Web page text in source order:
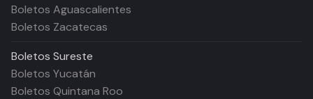
Boletos Aguascalientes
Boletos Zacatecas
Boletos Sureste
Boletos Yucatán
Boletos Quintana Roo